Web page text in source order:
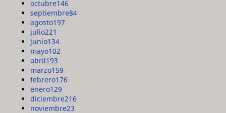
octubre146
septiembre84
agosto197
julio221
junio134
mayo102
abril193
marzo159
febrero176
enero129
diciembre216
noviembre23